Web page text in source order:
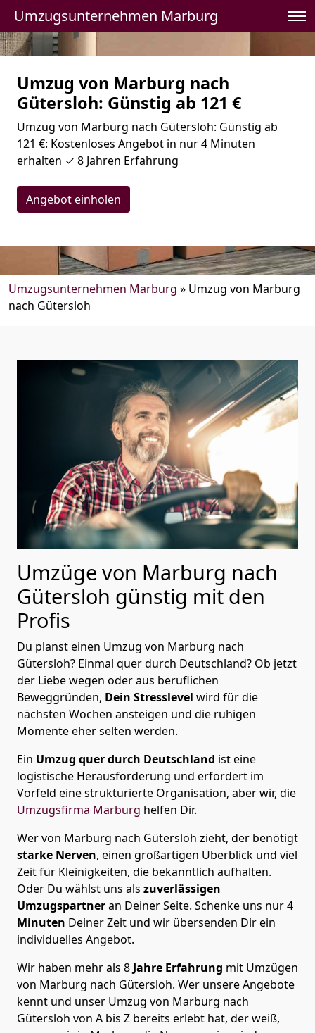
Umzugsunternehmen Marburg
Umzug von Marburg nach
Gütersloh: Günstig ab 121 €
Umzug von Marburg nach Gütersloh: Günstig ab
121 €: Kostenloses Angebot in nur 4 Minuten
erhalten ✓ 8 Jahren Erfahrung
Angebot einholen
Umzugsunternehmen Marburg » Umzug von Marburg
nach Gütersloh
Umzüge von Marburg nach
Gütersloh günstig mit den
Profis
Du planst einen Umzug von Marburg nach
Gütersloh? Einmal quer durch Deutschland? Ob jetzt
der Liebe wegen oder aus beruflichen
Beweggründen, Dein Stresslevel wird für die
nächsten Wochen ansteigen und die ruhigen
Momente eher selten werden.
Ein Umzug quer durch Deutschland ist eine
logistische Herausforderung und erfordert im
Vorfeld eine strukturierte Organisation, aber wir, die
Umzugsfirma Marburg helfen Dir.
Wer von Marburg nach Gütersloh zieht, der benötigt
starke Nerven, einen großartigen Überblick und viel
Zeit für Kleinigkeiten, die bekanntlich aufhalten.
Oder Du wählst uns als zuverlässigen
Umzugspartneran Deiner Seite. Schenke uns nur4
Minuten Deiner Zeit und wir übersenden Dir ein
individuelles Angebot.
Wir haben mehr als 8 Jahre Erfahrung mit Umzügen
von Marburg nach Gütersloh. Wer unsere Angebote
kennt und unser Umzug von Marburg nach
Gütersloh von A bis Z bereits erlebt hat, der weiß,